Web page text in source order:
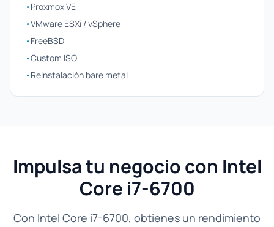
•Proxmox VE
•VMware ESXi / vSphere
•FreeBSD
•Custom ISO
•Reinstalación bare metal
Impulsa tu negocio con Intel
Core i7-6700
Con Intel Core i7-6700, obtienes un rendimiento